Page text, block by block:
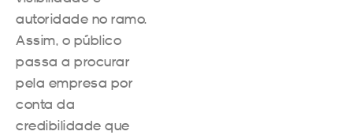
autoridade no ramo.
Assim, o público
passa a procurar
pela empresa por
conta da
credibilidade que